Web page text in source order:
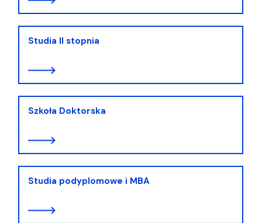
Studia II stopnia
Szkoła Doktorska
Studia podyplomowe i MBA